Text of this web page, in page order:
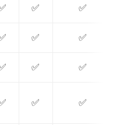
✅
✅
✅
✅
✅
✅
✅ ✅